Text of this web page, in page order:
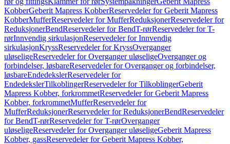
KobberGeberit Mapress KobberReservedeler for Geberit Mapress
KobberMufferReservedeler for MufferReduksjonerReservedeler for
ReduksjonerBendReservedeler for BendT-rørReservedeler for T-
rørInnvendig sirkulasjonReservedeler for Innvendig
sirkulasjonKryssReservedeler for KryssOverganger
uløseligeReservedeler for Overganger uløseligeOverganger og
forbindelser, løsbareReservedeler for Overganger og forbindelser,
løsbareEndedekslerReservedeler for
EndedekslerTilkoblingerReservedeler for TilkoblingerGeberit
Mapress Kobber, forkrommetReservedeler for Geberit Mapress
Kobber, forkrommetMufferReservedeler for
MufferReduksjonerReservedeler for ReduksjonerBendReservedeler
for BendT-rørReservedeler for T-rørOverganger
uløseligeReservedeler for Overganger uløseligeGeberit Mapress
Kobber, gassReservedeler for Geberit Mapress Kobber,